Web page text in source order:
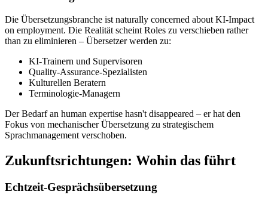
Die Übersetzungsbranche ist naturally concerned about KI-Impact
on employment. Die Realität scheint Roles zu verschieben rather
than zu eliminieren – Übersetzer werden zu:
KI-Trainern und Supervisoren
Quality-Assurance-Spezialisten
Kulturellen Beratern
Terminologie-Managern
Der Bedarf an human expertise hasn't disappeared – er hat den
Fokus von mechanischer Übersetzung zu strategischem
Sprachmanagement verschoben.
Zukunftsrichtungen: Wohin das führt
Echtzeit-Gesprächsübersetzung